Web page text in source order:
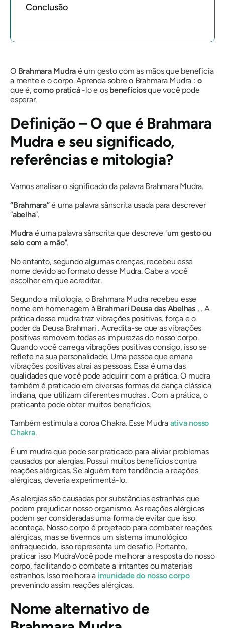
Conclusão
O Brahmara Mudra é um gesto com as mãos que beneficia
a mente e o corpo. Aprenda sobre o Brahmara Mudra : o
que é,como praticá-lo e os benefíciosque você pode
esperar.
Definição – O que é Brahmara
Mudra e seu significado,
referências e mitologia?
Vamos analisar o significado da palavra Brahmara Mudra.
“Brahmara”é uma palavra sânscrita usada para descrever
“abelha”.
Mudraé uma palavra sânscrita que descreve "um gesto ou
selo com a mão".
No entanto, segundo algumas crenças, recebeu esse
nome devido ao formato desse Mudra. Cabe a você
escolher em que acreditar.
Segundo a mitologia, o Brahmara Mudra recebeu esse
nome em homenagem à Brahmari Deusa das Abelhas , . A
prática desse mudra traz vibrações positivas, força e o
poder da Deusa Brahmari . Acredita-se que as vibrações
positivas removem todas as impurezas do nosso corpo.
Quando você carrega vibrações positivas consigo, isso se
reflete na sua personalidade. Uma pessoa que emana
vibrações positivas atrai as pessoas. Essa é uma das
qualidades que você pode adquirir com a prática. O mudra
também é praticado em diversas formas de dança clássica
indiana, que utilizam diferentes mudras. Com a prática, o
praticante pode obter muitos benefícios.
Também estimula a coroaChakra. Esse Mudra ativa nosso
Chakra.
É um mudraque pode ser praticado para aliviar problemas
causados ​​por alergias. Possui muitos benefícios contra
reações alérgicas. Se alguém tem tendência a reações
alérgicas, deveria experimentá-lo.
As alergias são causadas por substâncias estranhas que
podem prejudicar nosso organismo. As reações alérgicas
podem ser consideradas uma forma de evitar que isso
aconteça. Nosso corpo é projetado para combater reações
alérgicas, mas se tivermos um sistema imunológico
enfraquecido, isso representa um desafio. Portanto,
praticar isso MudraVocê pode melhorar a resposta do nosso
corpo, facilitando o combate a irritantes ou materiais
estranhos. Isso melhora a imunidade do nosso corpo
prevenindo assim reações alérgicas.
Nome alternativo de